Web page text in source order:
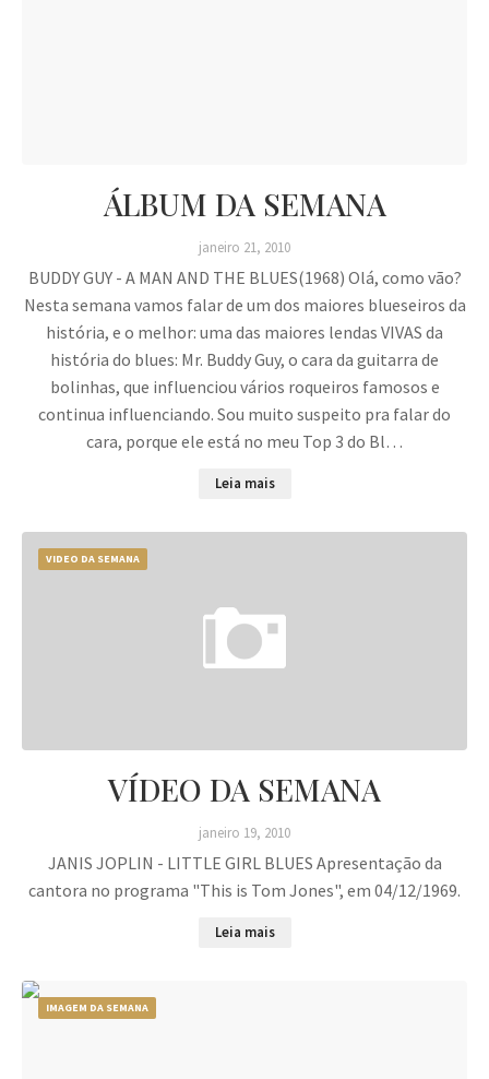
ÁLBUM DA SEMANA
janeiro 21, 2010
BUDDY GUY - A MAN AND THE BLUES(1968) Olá, como vão?
Nesta semana vamos falar de um dos maiores blueseiros da
história, e o melhor: uma das maiores lendas VIVAS da
história do blues: Mr. Buddy Guy, o cara da guitarra de
bolinhas, que influenciou vários roqueiros famosos e
continua influenciando. Sou muito suspeito pra falar do
cara, porque ele está no meu Top 3 do Bl…
Leia mais
VIDEO DA SEMANA
VÍDEO DA SEMANA
janeiro 19, 2010
JANIS JOPLIN - LITTLE GIRL BLUES Apresentação da
cantora no programa "This is Tom Jones", em 04/12/1969.
Leia mais
IMAGEM DA SEMANA